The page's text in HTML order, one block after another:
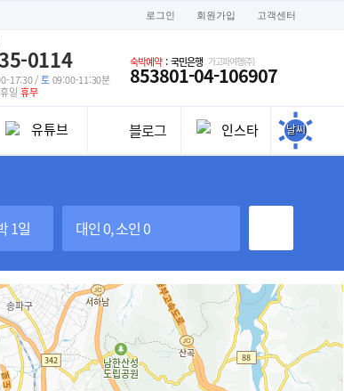
로그인 회원가입 고객센터
0114
17:30 /토09:00-11:30분
일 휴무
숙박예약: 국민은행
853801-04-106907
가고파여행(주)
유튜브 블로그 인스타 날씨
1일 대인 0, 소인 0